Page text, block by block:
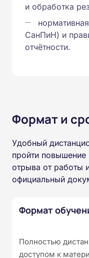
и обработка
СанПиН) и
отчётности.
Формат и
Удобный
пройти повышение
отрыва от работы
официальный
Формат
Полностью
доступом к